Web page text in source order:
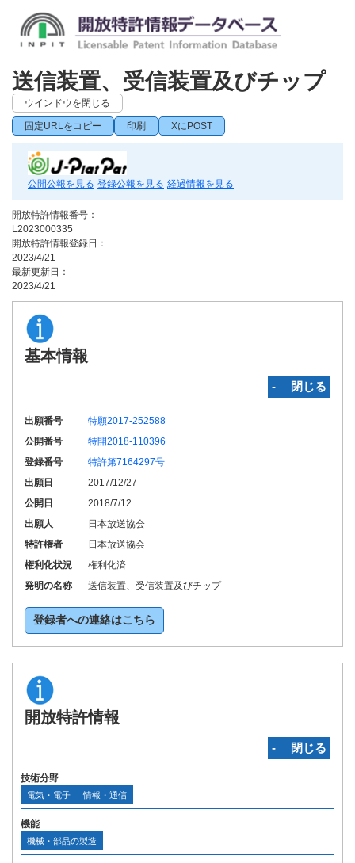
送信装置、受信装置及びチップ
ウインドウを閉じる
固定URLをコピー 印刷 XにPOST
公開公報を見る 登録公報を見る 経過情報を見る
開放特許情報番号：
L2023000335
開放特許情報登録日：
2023/4/21
最新更新日：
2023/4/21
基本情報
‐ 閉じる
出願番号
特願2017-252588
公開番号
特開2018-110396
登録番号
特許第7164297号
出願日
2017/12/27
公開日
2018/7/12
出願人
日本放送協会
特許権者
日本放送協会
権利化状況
権利化済
発明の名称
送信装置、受信装置及びチップ
登録者への連絡はこちら
開放特許情報
‐ 閉じる
技術分野
電気・電子 情報・通信
機能
機械・部品の製造